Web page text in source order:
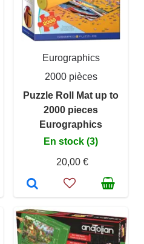
Eurographics
2000 pièces
Puzzle Roll Mat up to
2000 pieces
Eurographics
En stock (3)
20,00 €